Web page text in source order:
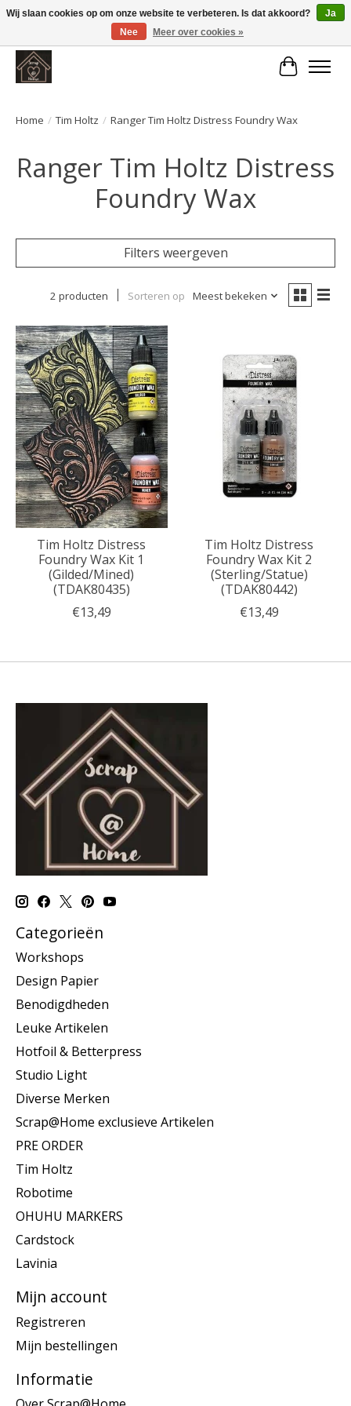
Large selection of products and fast shipping!
Home / Tim Holtz / Ranger Tim Holtz Distress Foundry Wax
Ranger Tim Holtz Distress
Foundry Wax
Filters weergeven
2 producten Sorteren op Meest bekeken
Tim Holtz Distress
Foundry Wax Kit 1
(Gilded/Mined)
(TDAK80435)
€13,49
Tim Holtz Distress
Foundry Wax Kit 2
(Sterling/Statue)
(TDAK80442)
€13,49
Categorieën
Workshops
Design Papier
Benodigdheden
Leuke Artikelen
Hotfoil & Betterpress
Studio Light
Diverse Merken
Scrap@Home exclusieve Artikelen
PRE ORDER
Tim Holtz
Robotime
OHUHU MARKERS
Cardstock
Lavinia
Mijn account
Registreren
Mijn bestellingen
Informatie
Wij slaan cookies op om onze website te verbeteren. Is dat akkoord?
Ja
Nee
Meer over cookies »